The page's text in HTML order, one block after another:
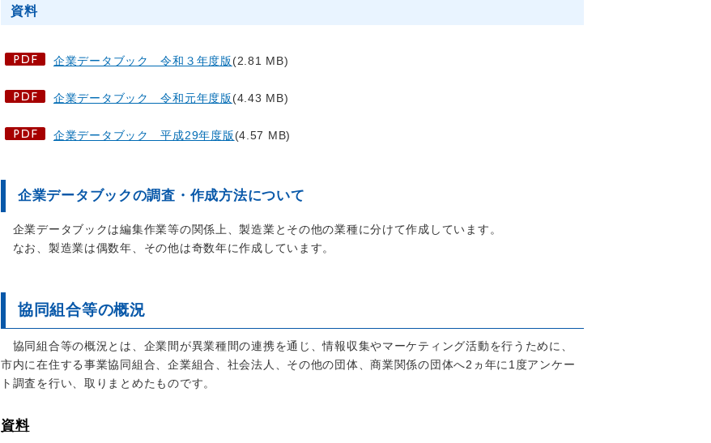
資料
企業データブック 令和３年度版(2.81 MB)
企業データブック 令和元年度版(4.43 MB)
企業データブック 平成29年度版(4.57 MB)
企業データブックの調査・作成方法について
企業データブックは編集作業等の関係上、製造業とその他の業種に分けて作成しています。
なお、製造業は偶数年、その他は奇数年に作成しています。
協同組合等の概況
協同組合等の概況とは、企業間が異業種間の連携を通じ、情報収集やマーケティング活動を行うために、
市内に在住する事業協同組合、企業組合、社会法人、その他の団体、商業関係の団体へ2ヵ年に1度アンケー
ト調査を行い、取りまとめたものです。
資料